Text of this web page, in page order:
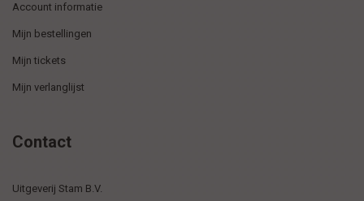
Account informatie
Mijn bestellingen
Mijn tickets
Mijn verlanglijst
Contact
Uitgeverij Stam B.V.